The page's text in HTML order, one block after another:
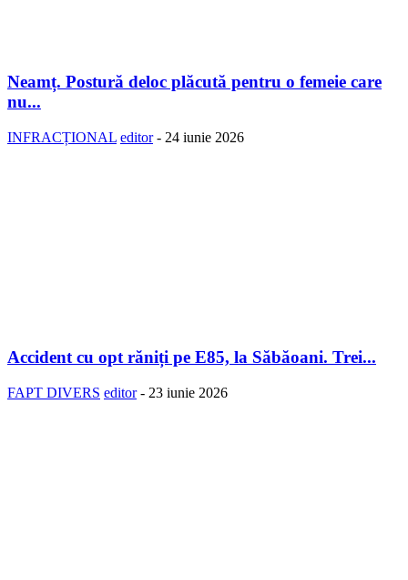
Neamț. Postură deloc plăcută pentru o femeie care
nu...
INFRACȚIONAL editor - 24 iunie 2026
Accident cu opt răniți pe E85, la Săbăoani. Trei...
FAPT DIVERS editor - 23 iunie 2026